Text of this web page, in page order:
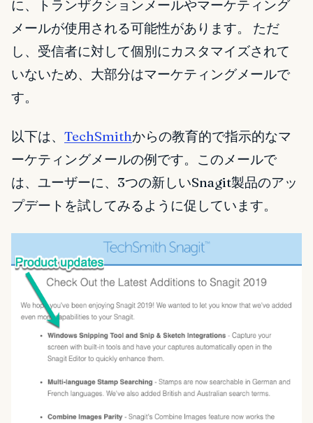
に、トランザクションメールやマーケティング
メールが使用される可能性があります。 ただ
し、受信者に対して個別にカスタマイズされて
いないため、大部分はマーケティングメールで
す。
以下は、 TechSmithからの教育的で指示的なマ
ーケティングメールの例です。このメールで
は、ユーザーに、3つの新しいSnagit製品のアッ
プデートを試してみるように促しています。